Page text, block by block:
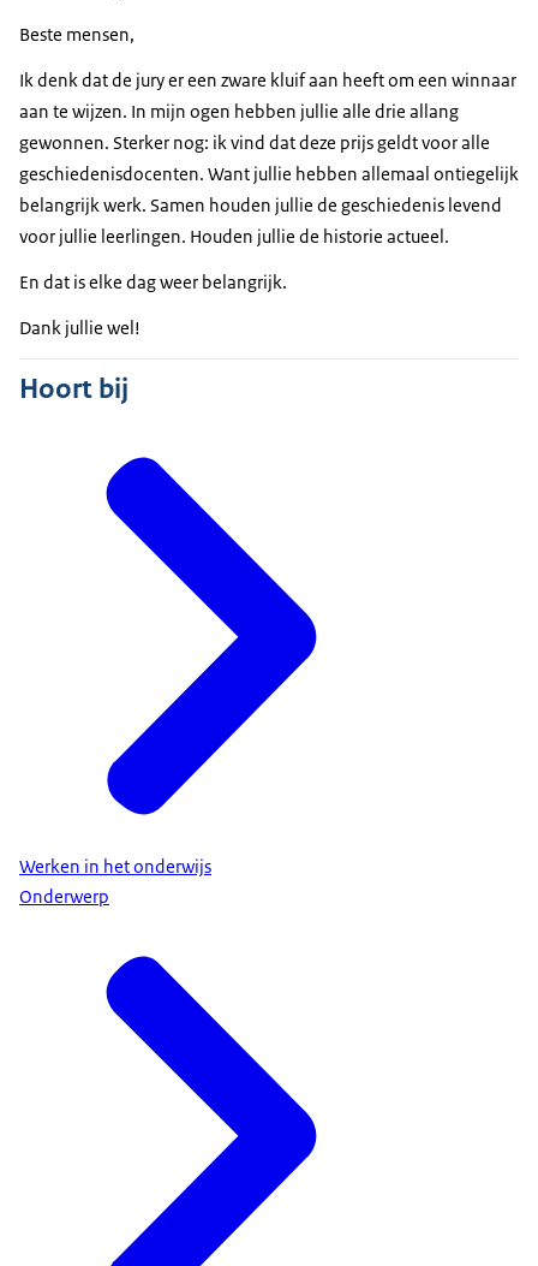
Beste mensen,
Ik denk dat de jury er een zware kluif aan heeft om een winnaar
aan te wijzen. In mijn ogen hebben jullie alle drie allang
gewonnen. Sterker nog: ik vind dat deze prijs geldt voor alle
geschiedenisdocenten. Want jullie hebben allemaal ontiegelijk
belangrijk werk. Samen houden jullie de geschiedenis levend
voor jullie leerlingen. Houden jullie de historie actueel.
En dat is elke dag weer belangrijk.
Dank jullie wel!
Hoort bij
Werken in het onderwijs
Onderwerp